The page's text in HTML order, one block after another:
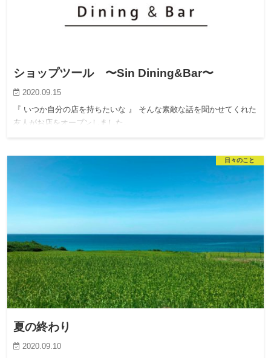
ショップツール 〜Sin Dining&Bar〜
2020.09.15
『 いつか自分の店を持ちたいな 』 そんな素敵な話を聞かせてくれた
友人がお店をオープンしました。
日々のこと
夏の終わり
2020.09.10